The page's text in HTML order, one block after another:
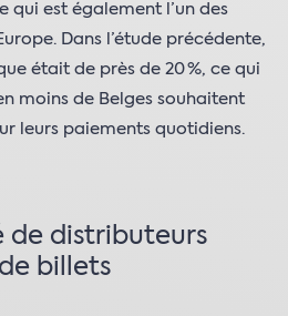
qui est également l’un des
Dans l’étude précédente,
était de près de 20 %, ce qui
moins de Belges souhaitent
leurs paiements quotidiens.
de distributeurs
billets